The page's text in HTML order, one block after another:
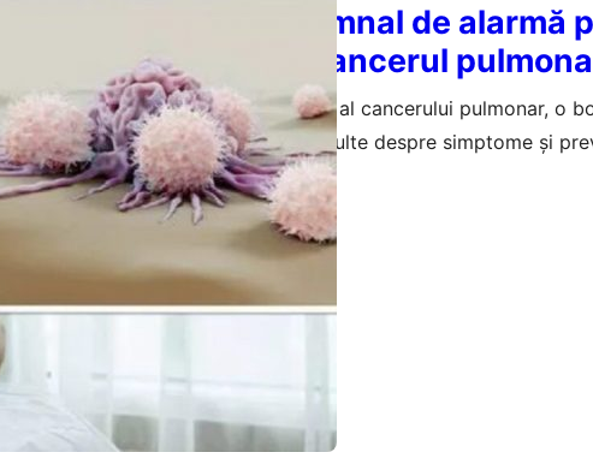
Durerea de spate: Semnal de alarmă
afecțiune mortală – cancerul
Durerea de spate poate fi un semnal al cancerului pulmonar, o
la fiecare 30 de secunde. Află mai multe despre simptome și
byEchipa Editoriala16 februarie 2026